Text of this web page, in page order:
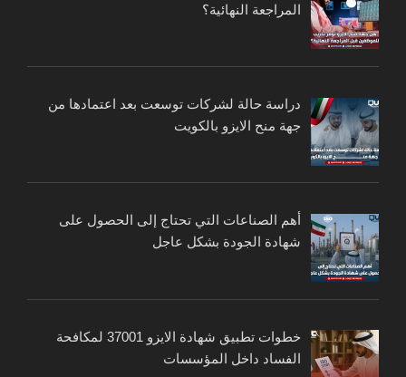
المراجعة النهائية؟
دراسة حالة لشركات توسعت بعد اعتمادها من
جهة منح الايزو بالكويت
أهم الصناعات التي تحتاج إلى الحصول على
شهادة الجودة بشكل عاجل
خطوات تطبيق شهادة الايزو 37001 لمكافحة
الفساد داخل المؤسسات